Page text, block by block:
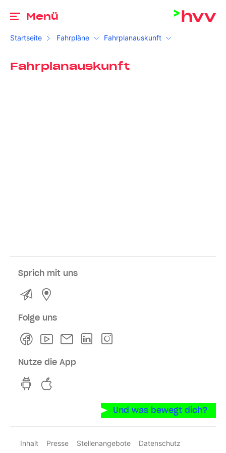
Menü
Startseite Fahrpläne Fahrplanauskunft
Fahrplanauskunft
Sprich mit uns
Kontakt
Folge uns
FacebookYoutubeNewsletterLinkedln
Nutze die App
hvv switch App auf GooglePlay
Und was bewegt dich?
Inhalt Presse Stellenangebote
Datenschutz